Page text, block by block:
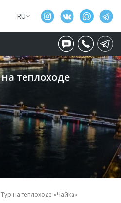
RU
теплоходе
Тур на теплоходе «Чайка»